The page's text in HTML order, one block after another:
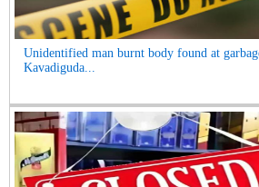
Unidentified man burnt body found at
Kavadiguda...